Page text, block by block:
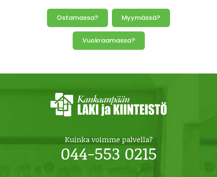
Ostamassa? Myymässä?
Vuokraamassa?
Kuinka voimme palvella?
044-553 0215